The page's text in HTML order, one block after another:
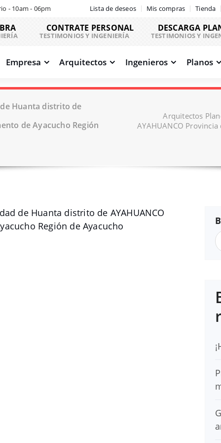
- 10am - 06pm Lista de deseos Mis compras Tienda
CONTRATE PERSONAL
TESTIMONIOS Y INGENIERÍA
DESCARGA
TESTIMONIOS Y
Empresa Arquitectos Ingenieros Planos
Huanta distrito de
de Ayacucho Región
Arquitectos
AYAHUANCO
de Huanta distrito de AYAHUANCO
Región de Ayacucho